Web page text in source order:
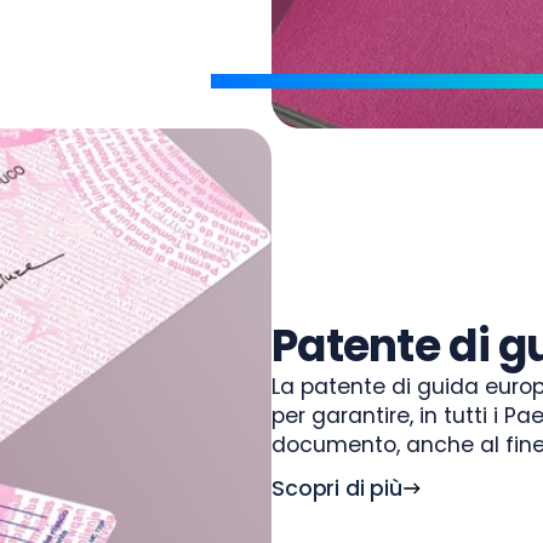
Patente di
La patente di guida
per garantire, in tutti i
documento, anche al
Scopri di più